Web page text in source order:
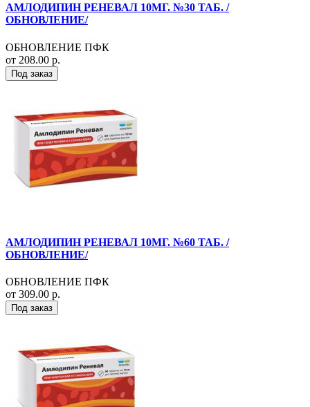
АМЛОДИПИН РЕНЕВАЛ 10МГ. №30 ТАБ. /
ОБНОВЛЕНИЕ/
ОБНОВЛЕНИЕ ПФК
от 208.00 р.
Под заказ
АМЛОДИПИН РЕНЕВАЛ 10МГ. №60 ТАБ. /
ОБНОВЛЕНИЕ/
ОБНОВЛЕНИЕ ПФК
от 309.00 р.
Под заказ